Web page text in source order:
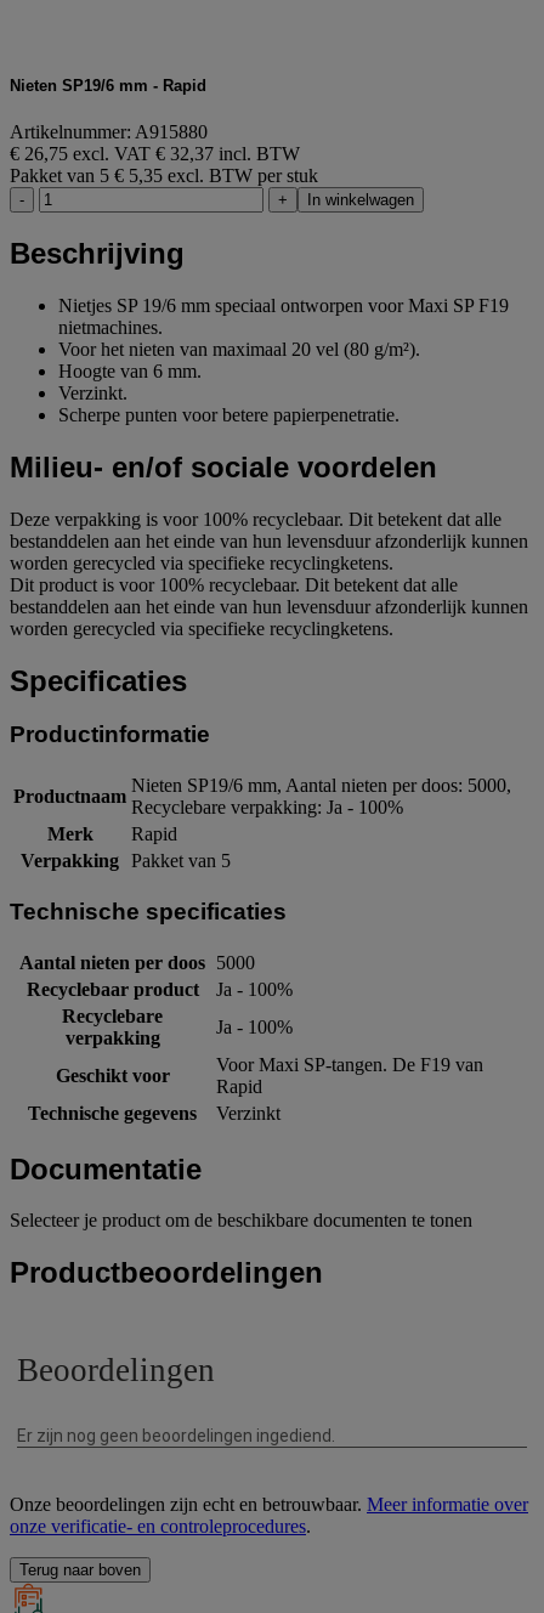
Nieten SP19/6 mm - Rapid
Artikelnummer: A915880
€ 26,75 excl. VAT € 32,37 incl. BTW
Pakket van 5 € 5,35 excl. BTW per stuk
- + In winkelwagen
Beschrijving
Nietjes SP 19/6 mm speciaal ontworpen voor Maxi SP F19
nietmachines.
Voor het nieten van maximaal 20 vel (80 g/m²).
Hoogte van 6 mm.
Verzinkt.
Scherpe punten voor betere papierpenetratie.
Milieu- en/of sociale voordelen
Deze verpakking is voor 100% recyclebaar. Dit betekent dat alle
bestanddelen aan het einde van hun levensduur afzonderlijk kunnen
worden gerecycled via specifieke recyclingketens.
Dit product is voor 100% recyclebaar. Dit betekent dat alle
bestanddelen aan het einde van hun levensduur afzonderlijk kunnen
worden gerecycled via specifieke recyclingketens.
Specificaties
Productinformatie
Productnaam
Nieten SP19/6 mm, Aantal nieten per doos: 5000,
Recyclebare verpakking: Ja - 100%
Merk
Rapid
Verpakking Pakket van 5
Technische specificaties
Aantal nieten per doos 5000
Recyclebaar product
Ja - 100%
Recyclebare
verpakking
Ja - 100%
Geschikt voor
Voor Maxi SP-tangen. De F19 van
Rapid
Technische gegevens
Verzinkt
Documentatie
Selecteer je product om de beschikbare documenten te tonen
Productbeoordelingen
Onze beoordelingen zijn echt en betrouwbaar. Meer informatie over
onze verificatie- en controleprocedures.
Terug naar boven